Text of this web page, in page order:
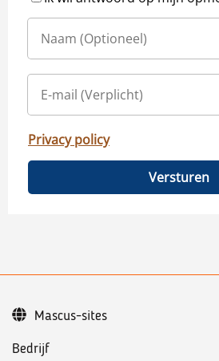
Privacy policy
Versturen
Bedrijf
Mascus-sites